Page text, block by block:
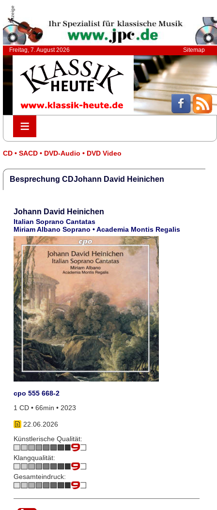
Anzeige
Freitag, 7. August 2026 Sitemap
≡
≡
CD • SACD • DVD-Audio • DVD Video
Besprechung CDJohann David Heinichen
Johann David Heinichen
Italian Soprano Cantatas
Miriam Albano Soprano • Academia Montis Regalis
cpo 555 668-2
1 CD • 66min • 2023
22.06.2026
Künstlerische Qualität:
Klangqualität:
Gesamteindruck: